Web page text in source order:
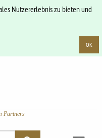
Nutzererlebnis zu bieten und
OK
Partners